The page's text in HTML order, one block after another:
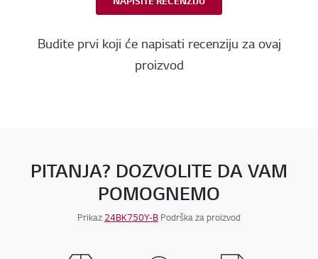
Budite prvi koji će napisati recenziju za ovaj
proizvod
PITANJA? DOZVOLITE DA VAM
POMOGNEMO
Prikaz 24BK750Y-B Podrška za proizvod